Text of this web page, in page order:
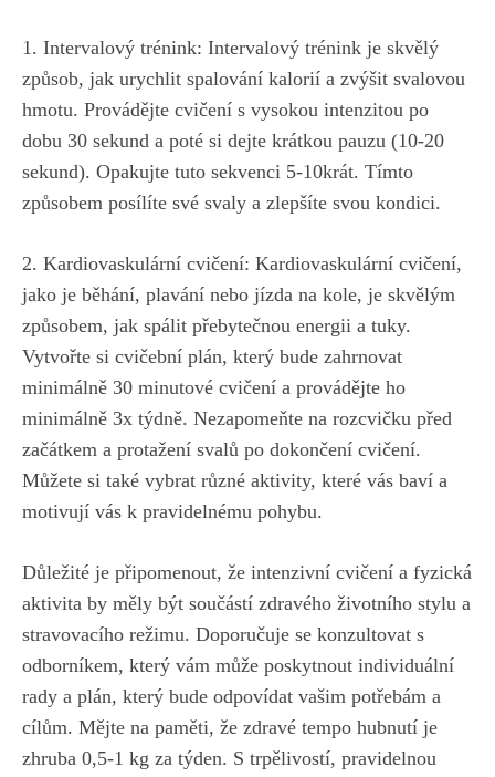
1. ‍Intervalový trénink: Intervalový​ trénink ⁣je⁤ skvělý
způsob, jak ⁢urychlit spalování kalorií⁢ a zvýšit svalovou
hmotu. Provádějte cvičení s vysokou intenzitou po
dobu ⁢30 sekund ⁣a poté si dejte krátkou pauzu (10-20⁤
sekund). ⁤Opakujte ⁣tuto sekvenci 5-10krát. Tímto
způsobem posílíte⁢ své ​svaly a ⁤zlepšíte ⁣svou kondici.
2. ​Kardiovaskulární cvičení: Kardiovaskulární ‌cvičení,
jako je běhání, plavání nebo jízda na ⁤kole, je skvělým‍
způsobem, jak spálit přebytečnou⁣ energii a tuky.
Vytvořte si cvičební plán, který bude zahrnovat
⁣minimálně 30 minutové cvičení ⁣a provádějte ho
minimálně 3x týdně. Nezapomeňte na rozcvičku před​
začátkem a protažení svalů po dokončení cvičení.
Můžete si také vybrat různé aktivity, které vás baví ​a
motivují vás ⁢k⁣ pravidelnému pohybu.
Důležité ⁢je připomenout, že intenzivní ⁣cvičení⁤ a‌ fyzická
aktivita ⁢by měly být součástí zdravého životního stylu a
stravovacího ⁤režimu. ⁢Doporučuje se konzultovat s
odborníkem, který​ vám může ⁢poskytnout individuální
rady ⁤a plán, který bude odpovídat vašim potřebám a
cílům. Mějte ⁢na ⁣paměti, že zdravé tempo hubnutí je
zhruba 0,5-1‌ kg za ​týden. ⁢S trpělivostí, pravidelnou